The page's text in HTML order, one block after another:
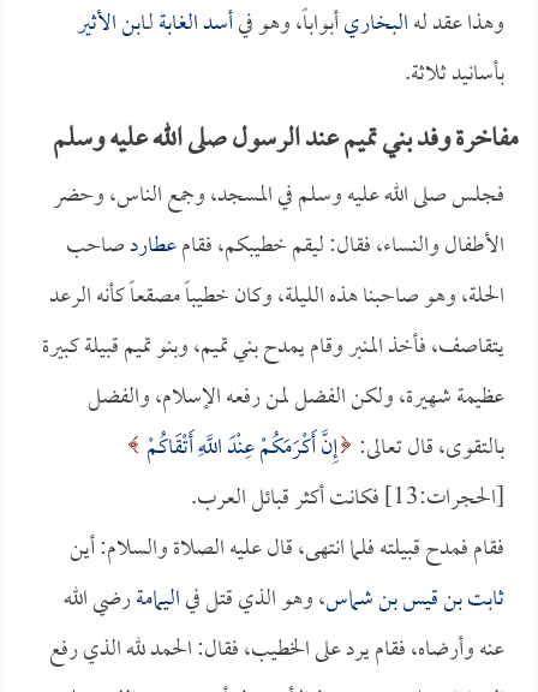
وهذا عقد لهالبخاريأبواباً، وهو فيأسد الغابةلـابن الأثير
بأسانيد ثلاثة.
مفاخرة وفد بني تميم عند الرسول صلى الله عليه وسلم
فجلس صلى الله عليه وسلم في المسجد، وجمع الناس، وحضر
الأطفال والنساء، فقال: ليقم خطيبكم، فقامعطاردصاحب
الحلة، وهو صاحبنا هذه الليلة، وكان خطيباً مصقعاً كأنه الرعد
يتقاصف، فأخذ المنبر وقام يمدح بني تميم، وبنو تميم قبيلة كبيرة
عظيمة شهيرة، ولكن الفضل لمن رفعه الإسلام، والفضل
بالتقوى، قال تعالى: إِنَّ أَكْرَمَكُمْ عِنْدَ اللَّهِ أَتْقَاكُمْ
[الحجرات:13] فكانت أكثر قبائل العرب.
فقام فمدح قبيلته فلما انتهى، قال عليه الصلاة والسلام: أين
ثابت بن قيس بن شماس، وهو الذي قتل فياليمامةرضي الله
عنه وأرضاه، فقام يرد على الخطيب، فقال: الحمد لله الذي رفع